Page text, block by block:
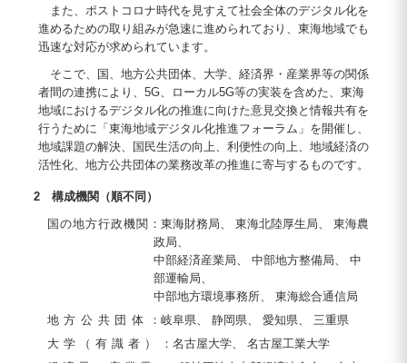
また、ポストコロナ時代を見すえて社会全体のデジタル化を
進めるための取り組みが急速に進められており、東海地域でも
迅速な対応が求められています。
そこで、国、地方公共団体、大学、経済界・産業界等の関係
者間の連携により、5G、ローカル5G等の実装を含めた、東海
地域におけるデジタル化の推進に向けた意見交換と情報共有を
行うために「東海地域デジタル化推進フォーラム」を開催し、
地域課題の解決、国民生活の向上、利便性の向上、地域経済の
活性化、地方公共団体の業務改革の推進に寄与するものです。
2 構成機関（順不同）
国の地方行政機関 ：東海財務局、 東海北陸厚生局、 東海農
政局、
中部経済産業局、 中部地方整備局、 中
部運輸局、
中部地方環境事務所、 東海総合通信局
地方公共団体
：岐阜県、 静岡県、 愛知県、 三重県
大学（有識者）
：名古屋大学、 名古屋工業大学